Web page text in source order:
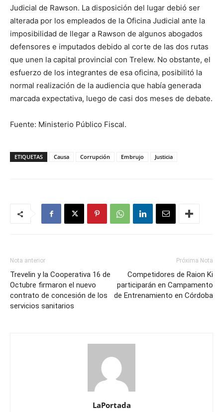
Judicial de Rawson. La disposición del lugar debió ser
alterada por los empleados de la Oficina Judicial ante la
imposibilidad de llegar a Rawson de algunos abogados
defensores e imputados debido al corte de las dos rutas
que unen la capital provincial con Trelew. No obstante, el
esfuerzo de los integrantes de esa oficina, posibilitó la
normal realización de la audiencia que había generada
marcada expectativa, luego de casi dos meses de debate.
Fuente: Ministerio Público Fiscal.
ETIQUETAS Causa Corrupción Embrujo Justicia
Nota anterior
Trevelin y la Cooperativa 16 de
Octubre firmaron el nuevo
contrato de concesión de los
servicios sanitarios
Próxima Nota
Competidores de Raion Ki
participarán en Campamento
de Entrenamiento en Córdoba
LaPortada